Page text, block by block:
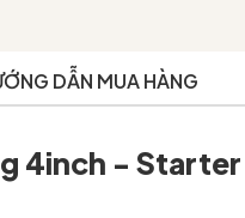
DẪN MUA HÀNG
4inch - Starter